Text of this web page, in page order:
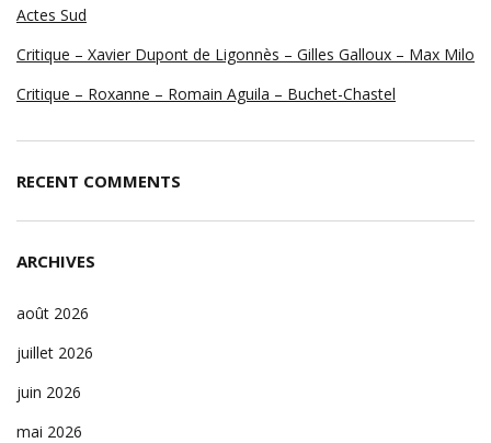
Actes Sud
Critique – Xavier Dupont de Ligonnès – Gilles Galloux – Max Milo
Critique – Roxanne – Romain Aguila – Buchet-Chastel
RECENT COMMENTS
ARCHIVES
août 2026
juillet 2026
juin 2026
mai 2026